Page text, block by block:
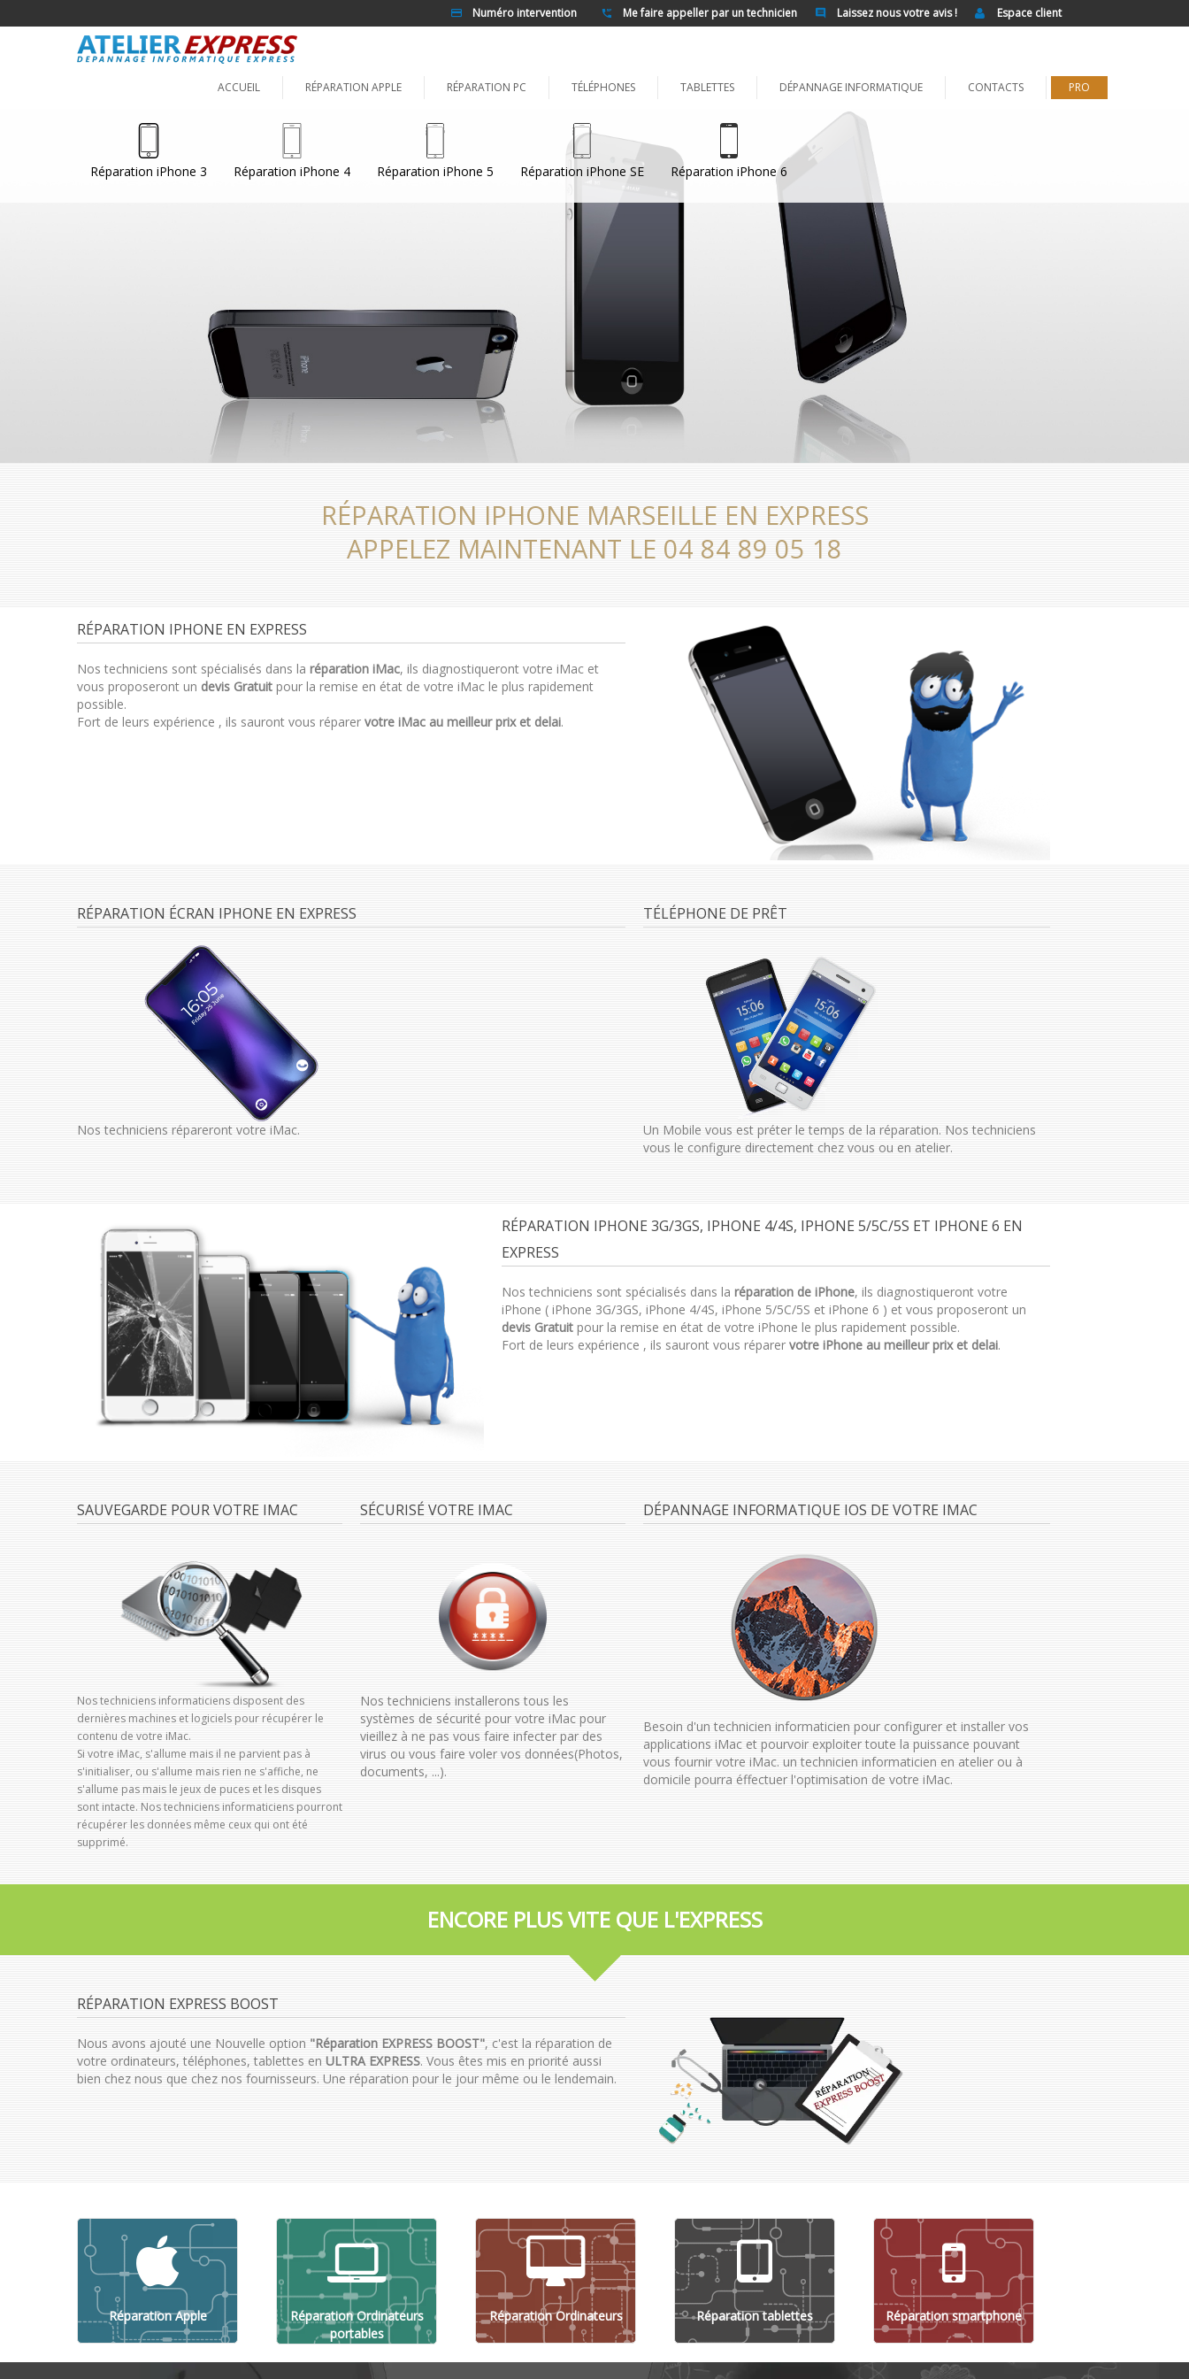
Espace client
Laissez nous votre avis !
Me faire appeller par un technicien
Numéro intervention
ACCUEIL RÉPARATION APPLE RÉPARATION PC TÉLÉPHONES TABLETTES DÉPANNAGE INFORMATIQUE CONTACTS PRO
Réparation iPhone 3 Réparation iPhone 4 Réparation iPhone 5 Réparation iPhone SE Réparation iPhone 6
RÉPARATION IPHONE MARSEILLE EN EXPRESS
APPELEZ MAINTENANT LE 04 84 89 05 18
RÉPARATION IPHONE EN EXPRESS
Nos techniciens sont spécialisés dans la réparation iMac, ils diagnostiqueront votre iMac et
vous proposeront un devis Gratuit pour la remise en état de votre iMac le plus rapidement
possible.
Fort de leurs expérience , ils sauront vous réparer votre iMac au meilleur prix et delai.
RÉPARATION ÉCRAN IPHONE EN EXPRESS
Nos techniciens répareront votre iMac.
TÉLÉPHONE DE PRÊT
Un Mobile vous est préter le temps de la réparation. Nos techniciens
vous le configure directement chez vous ou en atelier.
RÉPARATION IPHONE 3G/3GS, IPHONE 4/4S, IPHONE 5/5C/5S ET IPHONE 6 EN
EXPRESS
Nos techniciens sont spécialisés dans la réparation de iPhone, ils diagnostiqueront votre
iPhone ( iPhone 3G/3GS, iPhone 4/4S, iPhone 5/5C/5S et iPhone 6 ) et vous proposeront un
devis Gratuit pour la remise en état de votre iPhone le plus rapidement possible.
Fort de leurs expérience , ils sauront vous réparer votre iPhone au meilleur prix et delai.
SAUVEGARDE POUR VOTRE IMAC
Nos techniciens informaticiens disposent des
dernières machines et logiciels pour récupérer le
contenu de votre iMac.
Si votre iMac, s'allume mais il ne parvient pas à
s'initialiser, ou s'allume mais rien ne s'affiche, ne
s'allume pas mais le jeux de puces et les disques
sont intacte. Nos techniciens informaticiens pourront
récupérer les données même ceux qui ont été
supprimé.
SÉCURISÉ VOTRE IMAC
Nos techniciens installerons tous les
systèmes de sécurité pour votre iMac pour
vieillez à ne pas vous faire infecter par des
virus ou vous faire voler vos données(Photos,
documents, ...).
DÉPANNAGE INFORMATIQUE IOS DE VOTRE IMAC
Besoin d'un technicien informaticien pour configurer et installer vos
applications iMac et pourvoir exploiter toute la puissance pouvant
vous fournir votre iMac. un technicien informaticien en atelier ou à
domicile pourra éffectuer l'optimisation de votre iMac.
ENCORE PLUS VITE QUE L'EXPRESS
RÉPARATION EXPRESS BOOST
Nous avons ajouté une Nouvelle option "Réparation EXPRESS BOOST", c'est la réparation de
votre ordinateurs, téléphones, tablettes en ULTRA EXPRESS. Vous êtes mis en priorité aussi
bien chez nous que chez nos fournisseurs. Une réparation pour le jour même ou le lendemain.
Réparation Apple
Réparation Ordinateurs
portables
Réparation Ordinateurs Réparation tablettes Réparation smartphone